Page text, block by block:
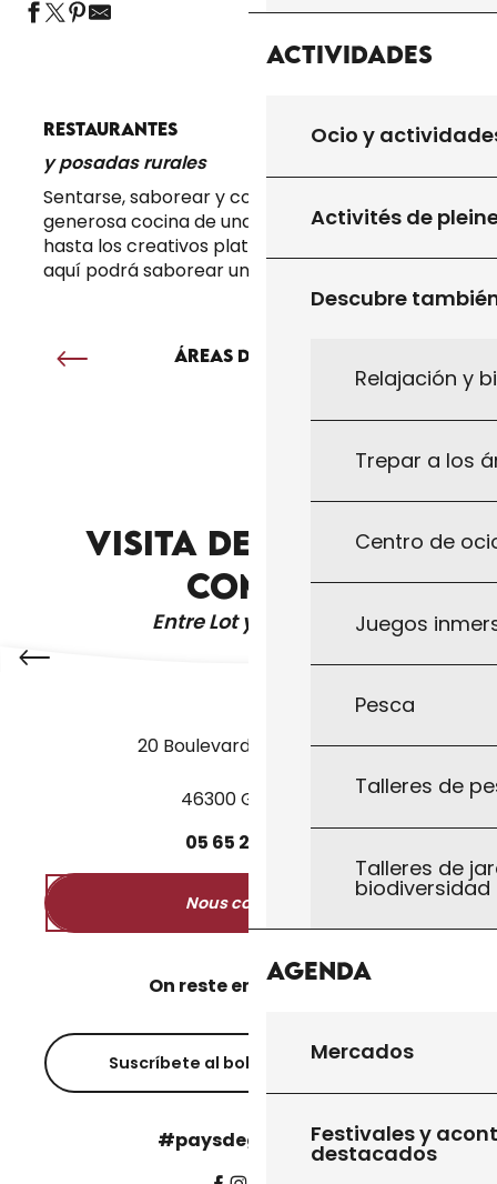
Actividades
Ocio y
Activités de
Descubre
Relajación y
Trepar a los
Centro de
Juegos
Pesca
Talleres de
Talleres de
biodiversidad
Agenda
Mercados
Festivales y
destacados
RESTAURANTES
y posadas rurales
Sentarse, saborear y compartir. Desde la
generosa cocina de una posada en una granja
hasta los creativos platos de un restaurante,
aquí podrá saborear un terruño vivo.
ÁREAS DE PICNIC
VISITA DESPUÉS DE
COMER
Entre Lot y Dordoña
CUEVAS, CASTILLOS Y JARDINES
20 Boulevard des Martyrs
46300 Gourdon
05 65 27
Nous contacter
On reste en contact ?
Suscríbete al boletín informativo
#paysdegourdon !